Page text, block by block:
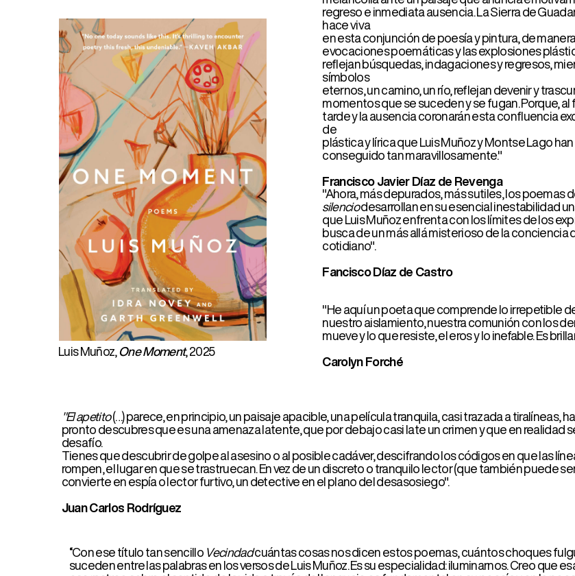
Libros Noticias About
reflejan búsquedas, indagaciones y regresos, mientras los
símbolos
eternos, un camino, un río, reflejan devenir y trascurrir de los
momentos que se suceden y se fugan. Porque, al final, la
tarde y la ausencia coronarán esta confluencia excepcional
plástica y lírica que Luis Muñoz y Montse Lago han
conseguido tan maravillosamente."
Francisco Javier Díaz de Revenga
"El apetito (…) parece, en principio, un paisaje apacible, una película tranquila, casi trazada a tiralíneas, hasta que de
pronto descubres que es una amenaza latente, que por debajo casi late un crimen y que en realidad se trata de un
desafío.
Tienes que descubrir de golpe al asesino o al posible cadáver, descifrando los códigos en que las líneas se
rompen, el lugar en que se trastruecan. En vez de un discreto o tranquilo lector (que también puede serlo) el libro te
“Con ese título tan sencillo
suceden entre las palabras en los versos de Luis Muñoz. Es su especialidad: iluminarnos. Creo que esa búsqueda,
ese rastreo sobre el sentido de la vida a través del lenguaje es fundamental en su poesía y en la poesía en general,
esa búsqueda está siempre en el fondo de toda poesía que no quiera convertirse simplemente en fuegos (o
juegos) artificiales: sus versos “Dan de comer/ y dejan con hambre”, como dice en el poema “Centímetro a
choquen entre sí para que salgan chispas. Porque las palabras no están vacías, guardan un lleno de emociones y
Ángeles Mora
"He aquí un poeta que comprende lo irrepetible de todo,
nuestro aislamiento, nuestra comunión con los demás, lo que
mueve y lo que resiste, el eros y lo inefable. Es brillante."
Carolyn Forché
"Ahora, más depurados, más sutiles, los poemas deQuerido
desarrollan en su esencial inestabilidad una poética
que Luis Muñoz enfrenta con los límites de los expresable, en
busca de un más allá misterioso de la conciencia de lo real
Fancisco Díaz de Castro
Luis Muñoz, One Moment , 2025